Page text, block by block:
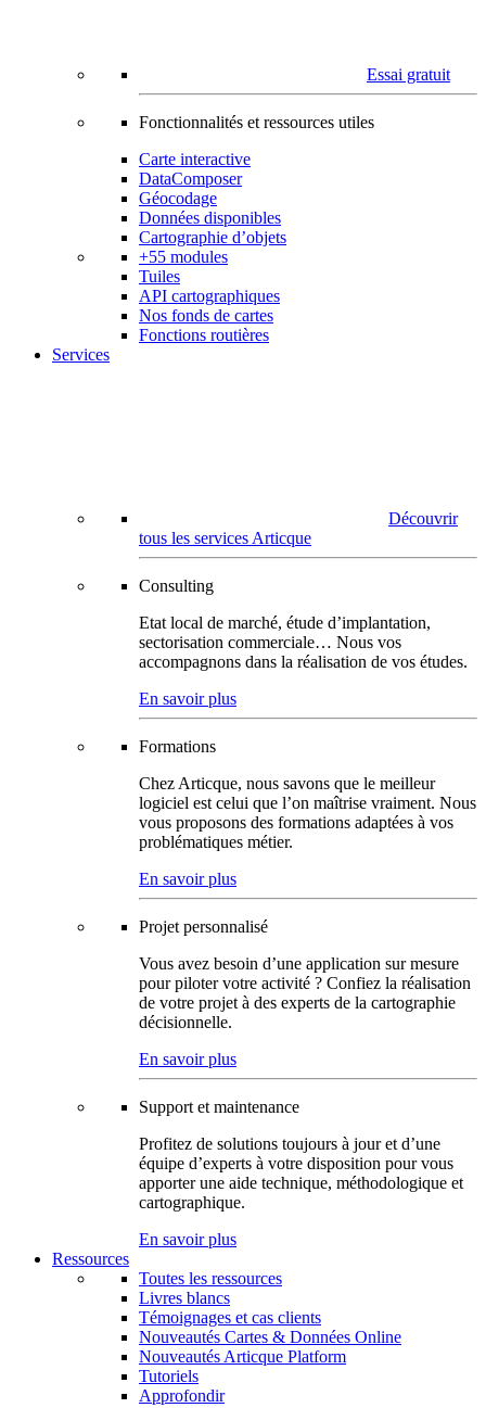
Essai gratuit
Fonctionnalités et ressources utiles
Carte interactive
DataComposer
Géocodage
Données disponibles
Cartographie d’objets
+55 modules
Tuiles
API cartographiques
Nos fonds de cartes
Fonctions routières
Services
Découvrir
tous les services Articque
Consulting
Etat local de marché, étude d’implantation,
sectorisation commerciale… Nous vos
accompagnons dans la réalisation de vos études.
En savoir plus
Formations
Chez Articque, nous savons que le meilleur
logiciel est celui que l’on maîtrise vraiment. Nous
vous proposons des formations adaptées à vos
problématiques métier.
En savoir plus
Projet personnalisé
Vous avez besoin d’une application sur mesure
pour piloter votre activité ? Confiez la réalisation
de votre projet à des experts de la cartographie
décisionnelle.
En savoir plus
Support et maintenance
Profitez de solutions toujours à jour et d’une
équipe d’experts à votre disposition pour vous
apporter une aide technique, méthodologique et
cartographique.
En savoir plus
Ressources
Toutes les ressources
Livres blancs
Témoignages et cas clients
Nouveautés Cartes & Données Online
Nouveautés Articque Platform
Tutoriels
Approfondir